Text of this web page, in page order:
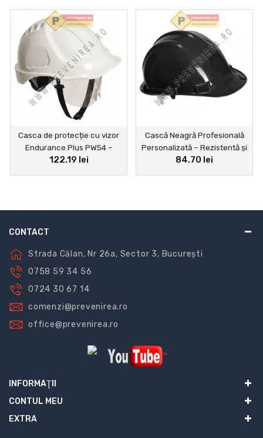
Casca de protecție cu vizor
Endurance Plus PW54 –
Siguranță și protecție pentru
122.19 lei
Cască Neagră Profesională
Personalizată – Rezistentă și
Modernă
84.70 lei
CONTACT
Strada Călan, Nr 26a, Sector 3, București
0758 59 34 56
0724 30 67 14
comenzi@prevenirea.ro
office@prevenirea.ro
INFORMAŢII
CONTUL MEU
EXTRA